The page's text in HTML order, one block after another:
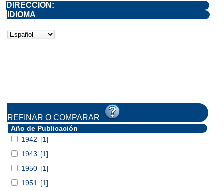
DIRECCIÓN:
IDIOMA
REFINAR O COMPARAR
Año de Publicación
1942 [1]
1943 [1]
1950 [1]
1951
[1]